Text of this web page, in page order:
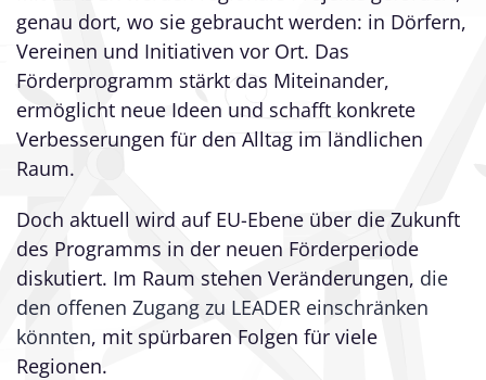
genau dort, wo sie gebraucht werden: in Dörfern,
Vereinen und Initiativen vor Ort. Das
Förderprogramm stärkt das Miteinander,
ermöglicht neue Ideen und schafft konkrete
Verbesserungen für den Alltag im ländlichen
Raum.
Doch aktuell wird auf EU-Ebene über die Zukunft
des Programms in der neuen Förderperiode
diskutiert. Im Raum stehen Veränderungen, die
den offenen Zugang zu LEADER einschränken
könnten, mit spürbaren Folgen für viele
Regionen.